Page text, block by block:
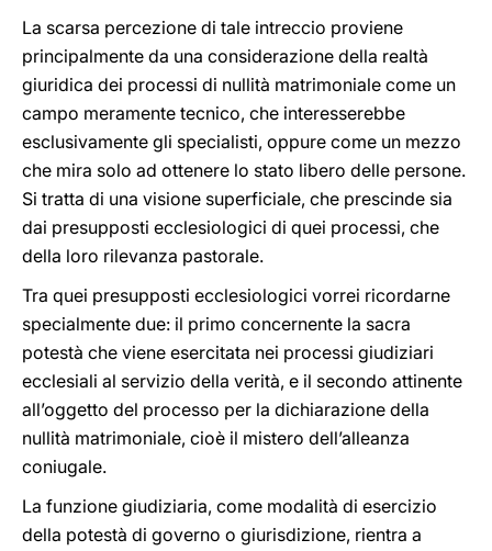
La scarsa percezione di tale intreccio proviene
principalmente da una considerazione della realtà
giuridica dei processi di nullità matrimoniale come un
campo meramente tecnico, che interesserebbe
esclusivamente gli specialisti, oppure come un mezzo
che mira solo ad ottenere lo stato libero delle persone.
Si tratta di una visione superficiale, che prescinde sia
dai presupposti ecclesiologici di quei processi, che
della loro rilevanza pastorale.
Tra quei presupposti ecclesiologici vorrei ricordarne
specialmente due: il primo concernente la sacra
potestà che viene esercitata nei processi giudiziari
ecclesiali al servizio della verità, e il secondo attinente
all’oggetto del processo per la dichiarazione della
nullità matrimoniale, cioè il mistero dell’alleanza
coniugale.
La funzione giudiziaria, come modalità di esercizio
della potestà di governo o giurisdizione, rientra a